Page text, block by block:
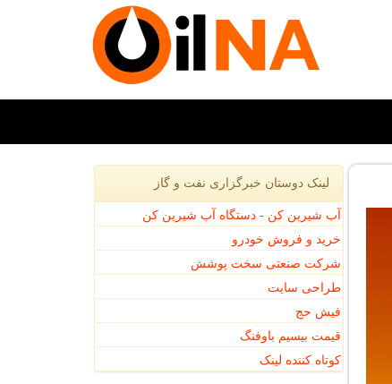
لینک دوستان خبرگزاری نفت و گاز
آب شیرین کن - دستگاه آب شیرین کن
خرید و فروش خودرو
شرکت صنعتی سخت پوشش
طراحی سایت
فیش حج
قیمت بیسیم باوفنگ
کوتاه کننده لینک